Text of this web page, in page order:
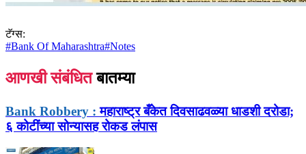
टॅग्स:
#Bank Of Maharashtra#Notes
आणखी संबंधित बातम्या
Bank Robbery : महाराष्ट्र बँकेत दिवसाढवळ्या धाडशी दरोडा;
६ कोटींच्या सोन्यासह रोकड लंपास